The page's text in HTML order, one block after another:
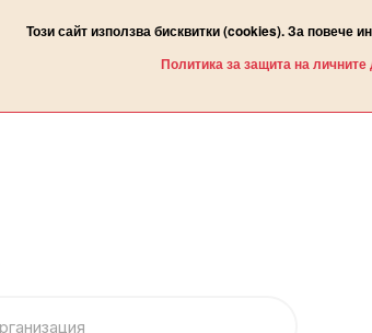
Начало Вход/
Този сайт използва бисквитки (cookies). За повече
Политика за защита на личните